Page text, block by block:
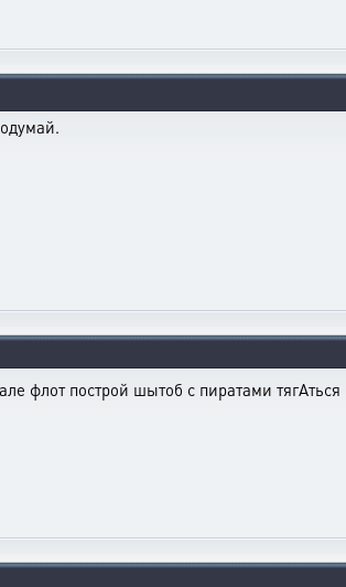
флот построй шытоб с пиратами тягАться